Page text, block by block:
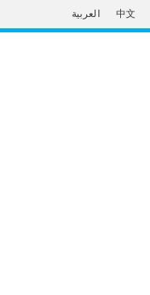
العربية 中文